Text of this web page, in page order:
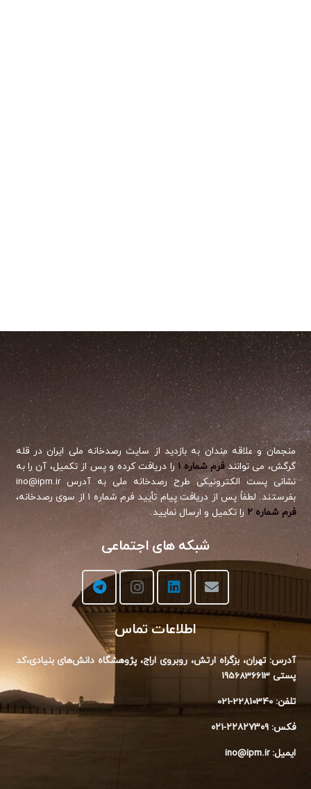
منجمان و علاقه مندان به بازدید از سایت رصدخانه ملی ایران در قله
گرگش، می توانندفرم شماره ۱
را دریافت کرده و پس از تکمیل، آن را به
نشانی پست الکترونیکی طرح رصدخانه ملی به آدرس ino@ipm.ir
بفرستند. لطفاً پس از دریافت پیام تأیید فرم شماره ۱ از سوی رصدخانه،
فرم شماره ۲
را تکمیل و ارسال نمایید.
شبکه های اجتماعی
اطلاعات تماس
آدرس: تهران، بزگراه ارتش، روبروی اراج،‌ پژوهشگاه دانش‌های بنیادی،‌کد
پستی 1956836613
تلفن: 22810340-021
فکس: ۲۲۸۲۷۳۰۹-۰۲۱
ایمیل: ino@ipm.ir